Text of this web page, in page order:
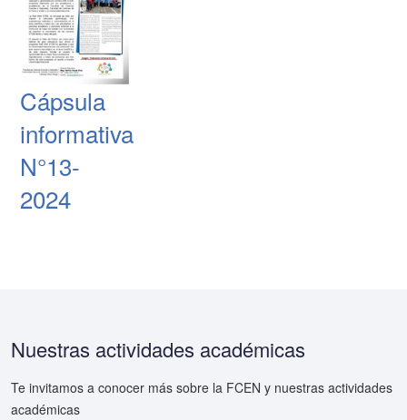
Cápsula
informativa
N°13-
2024
Nuestras actividades académicas
Te invitamos a conocer más sobre la FCEN y nuestras actividades
académicas